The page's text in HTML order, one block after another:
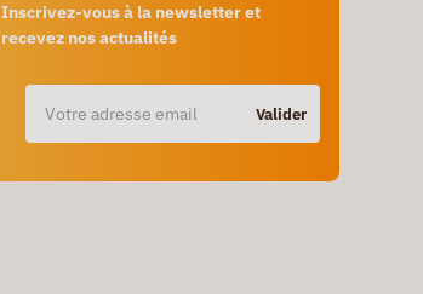
Inscrivez-vous à la newsletter et
recevez nos actualités
Valider